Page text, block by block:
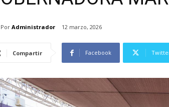
Por Administrador 12 marzo, 2026
Compartir Facebook